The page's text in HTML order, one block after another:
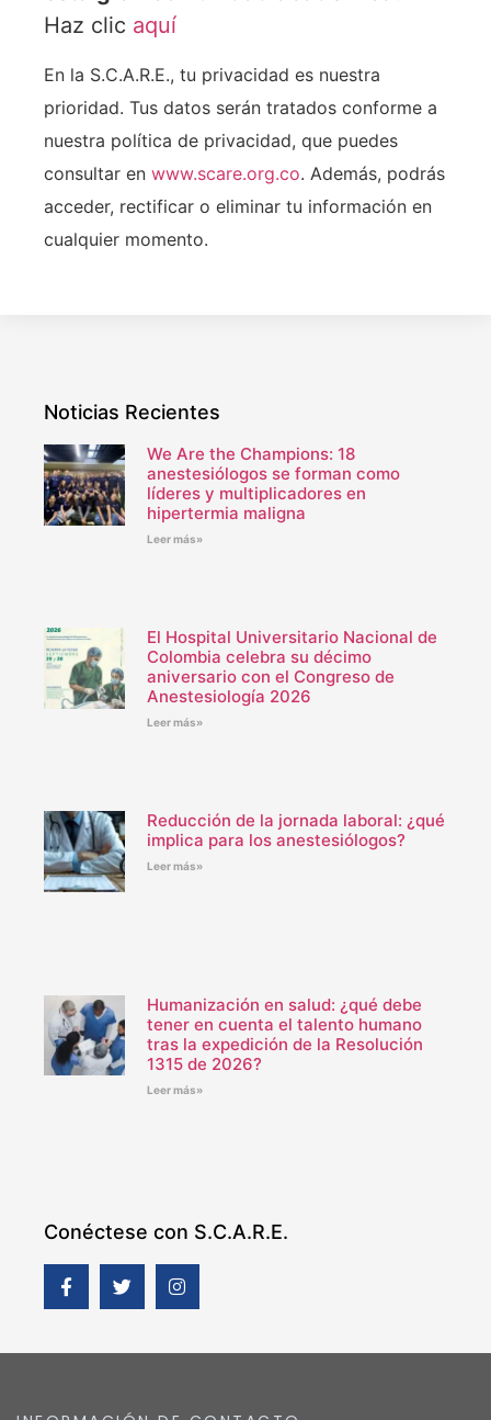
Haz clic aquí
En la S.C.A.R.E., tu privacidad es nuestra
prioridad. Tus datos serán tratados conforme a
nuestra política de privacidad, que puedes
consultar en www.scare.org.co. Además, podrás
acceder, rectificar o eliminar tu información en
cualquier momento.
Noticias Recientes
We Are the Champions: 18
anestesiólogos se forman como
líderes y multiplicadores en
hipertermia maligna
Leer más»
El Hospital Universitario Nacional de
Colombia celebra su décimo
aniversario con el Congreso de
Anestesiología 2026
Leer más»
Reducción de la jornada laboral: ¿qué
implica para los anestesiólogos?
Leer más»
Humanización en salud: ¿qué debe
tener en cuenta el talento humano
tras la expedición de la Resolución
1315 de 2026?
Leer más»
Conéctese con S.C.A.R.E.